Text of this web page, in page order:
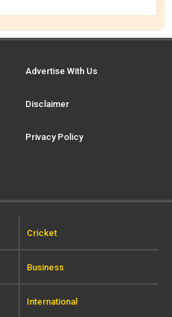
Advertise With Us
Disclaimer
Privacy Policy
Cricket
Business
International